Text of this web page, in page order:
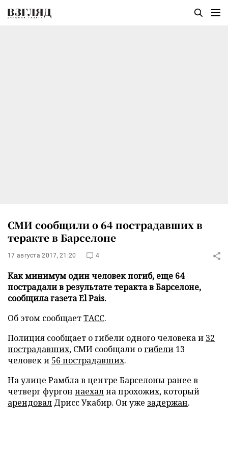
СМИ сообщили о 64 пострадавших в
теракте в Барселоне
17 августа 2017, 21:20 4
Как минимум один человек погиб, еще 64
пострадали в результате теракта в Барселоне,
сообщила газета El Pais.
Об этом сообщаетТАСС.
Полиция сообщает о гибели одного человека и 32
пострадавших, СМИ сообщали огибели 13
человек и 56 пострадавших.
На улице Рамбла в центре Барселоны ранее в
четверг фургон наехална прохожих, который
арендовал Дрисс Укабир. Он уже задержан.